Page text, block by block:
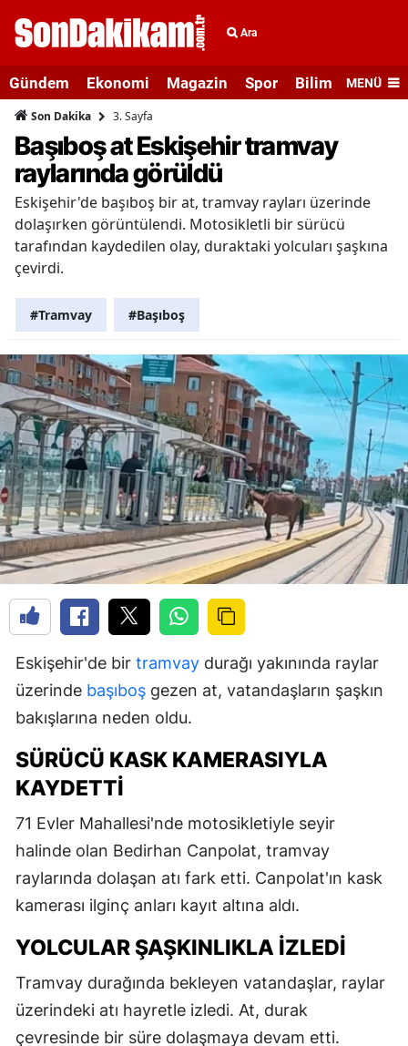
Ara
Gündem Ekonomi Magazin Spor Bilim veMENÜ
Son Dakika 3. Sayfa
Başıboş at Eskişehir tramvay
raylarında görüldü
Eskişehir'de başıboş bir at, tramvay rayları üzerinde
dolaşırken görüntülendi. Motosikletli bir sürücü
tarafından kaydedilen olay, duraktaki yolcuları şaşkına
çevirdi.
#Tramvay #Başıboş
Eskişehir'de bir tramvay durağı yakınında raylar
üzerinde başıboş gezen at, vatandaşların şaşkın
bakışlarına neden oldu.
SÜRÜCÜ KASK KAMERASIYLA
KAYDETTI
71 Evler Mahallesi'nde motosikletiyle seyir
halinde olan Bedirhan Canpolat, tramvay
raylarında dolaşan atı fark etti. Canpolat'ın kask
kamerası ilginç anları kayıt altına aldı.
YOLCULAR ŞAŞKINLIKLA IZLEDI
Tramvay durağında bekleyen vatandaşlar, raylar
üzerindeki atı hayretle izledi. At, durak
çevresinde bir süre dolaşmaya devam etti.